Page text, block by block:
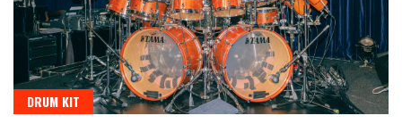
DRUM KIT